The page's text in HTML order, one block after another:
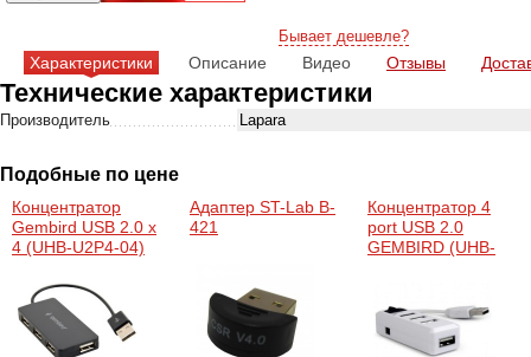
Бывает дешевле?
Характеристики Описание Видео Отзывы
Технические характеристики
Производитель Lapara
Подобные по цене
Концентратор
Gembird USB 2.0 х
4 (UHB-U2P4-04)
Адаптер ST-Lab B-
421
Концентратор 4
port USB 2.0
GEMBIRD (UHB-